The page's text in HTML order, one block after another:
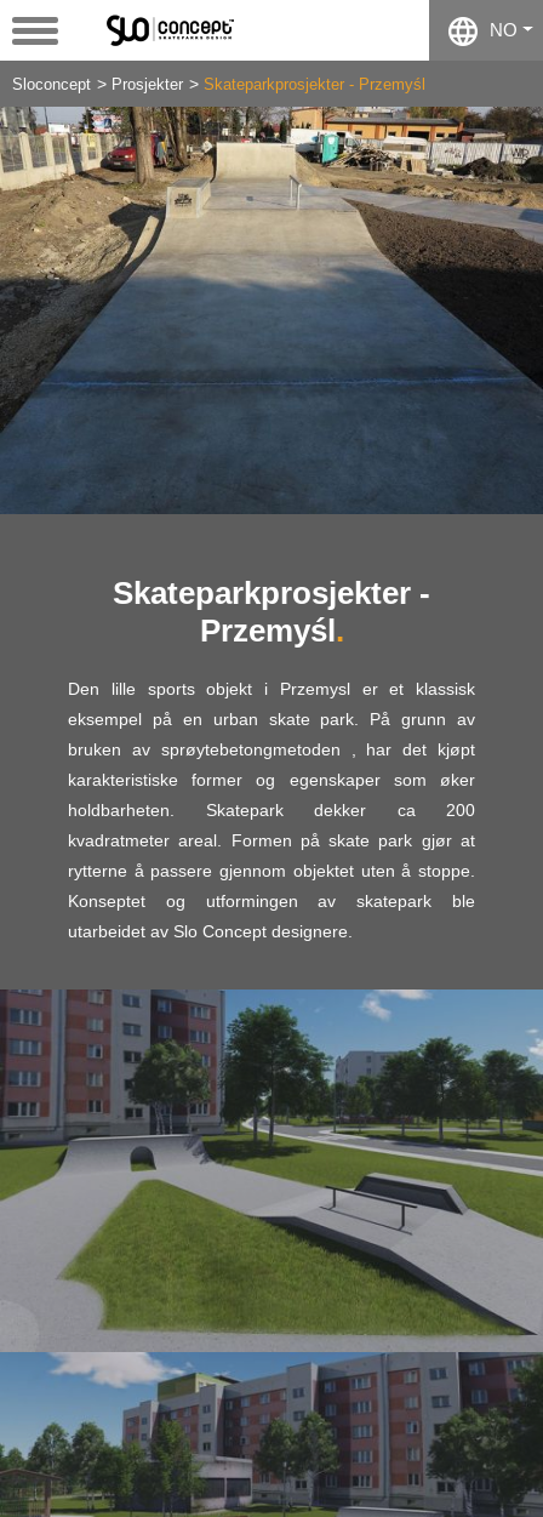
NO
Sloconcept Prosjekter Skateparkprosjekter - Przemyśl
Skateparkprosjekter -
Przemyśl
Den lille sports objekt i Przemysl er et klassisk
eksempel på en urban skate park. På grunn av
bruken av sprøytebetongmetoden , har det kjøpt
karakteristiske former og egenskaper som øker
holdbarheten. Skatepark dekker ca 200
kvadratmeter areal. Formen på skate park gjør at
rytterne å passere gjennom objektet uten å stoppe.
Konseptet og utformingen av skatepark ble
utarbeidet av Slo Concept designere.